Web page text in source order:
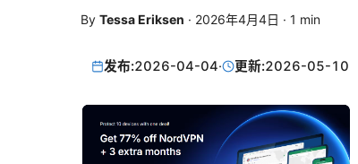
By Tessa Eriksen · 2026年4月4日 · 1 min
发布:2026-04-04· 更新:2026-05-10